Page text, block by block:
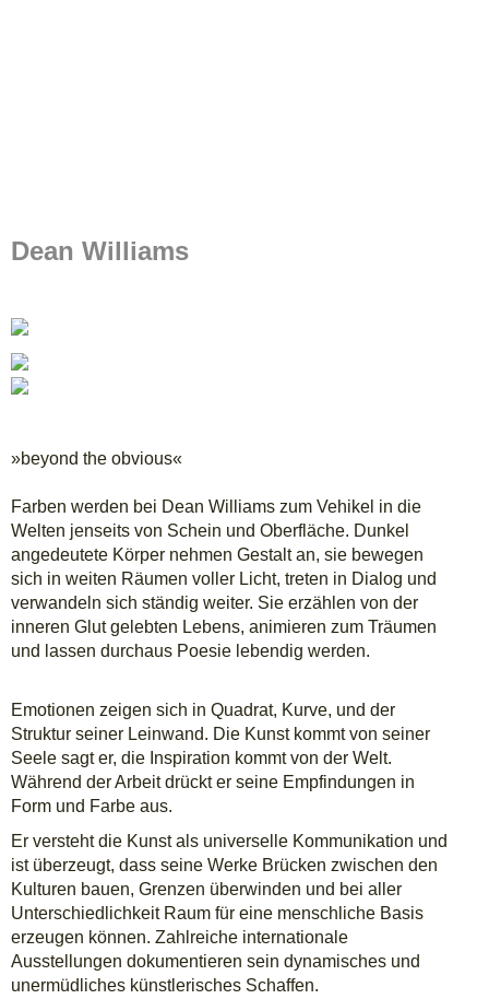
Dean Williams
»beyond the obvious«
Farben werden bei Dean Williams zum Vehikel in die
Welten jenseits von Schein und Oberfläche. Dunkel
angedeutete Körper nehmen Gestalt an, sie bewegen
sich in weiten Räumen voller Licht, treten in Dialog und
verwandeln sich ständig weiter. Sie erzählen von der
inneren Glut gelebten Lebens, animieren zum Träumen
und lassen durchaus Poesie lebendig werden.
Emotionen zeigen sich in Quadrat, Kurve, und der
Struktur seiner Leinwand. Die Kunst kommt von seiner
Seele sagt er, die Inspiration kommt von der Welt.
Während der Arbeit drückt er seine Empfindungen in
Form und Farbe aus.
Er versteht die Kunst als universelle Kommunikation und
ist überzeugt, dass seine Werke Brücken zwischen den
Kulturen bauen, Grenzen überwinden und bei aller
Unterschiedlichkeit Raum für eine menschliche Basis
erzeugen können. Zahlreiche internationale
Ausstellungen dokumentieren sein dynamisches und
unermüdliches künstlerisches Schaffen.